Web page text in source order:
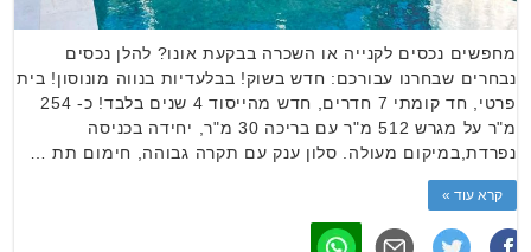
מחפשים נכסים לקנייה או השכרה בבקעת אונו? להלן נכסים
נבחרים שבחרנו עבורכם: חדש בשוק! בבלעדיות בנווה מונוסון! בית
פרטי, חד קומתי 7 חדרים, חדש מהייסוד 4 שנים בלבד! כ- 254
מ"ר על מגרש 512 מ"ר עם בריכה 30 מ"ר, יחידה בכניסה
נפרדת,במיקום מעולה. סלון ענק עם תקרה גבוהה, חימום תת …
קרא עוד »